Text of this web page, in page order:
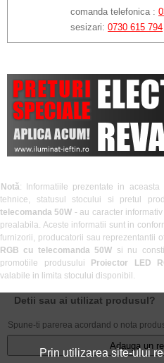
comanda telefonica :
sesizari: 0730 615 794
Notă: Informatiile prezentate in
tehnice, statusul stocului si pretul
telecomanda 50W - au caracter
prealabila. Aceste informatii sunt in
furnizorii, producatorii sau reprezentantii
RGB cu telecomanda 50W si nu
promotiile produsului
Proiector LED
valabile in limita stocului disponibil.
Detii sau ai utilizat produsul?
Spune-ti parerea acordand o nota
Adauga un
Prin utilizarea site-ului